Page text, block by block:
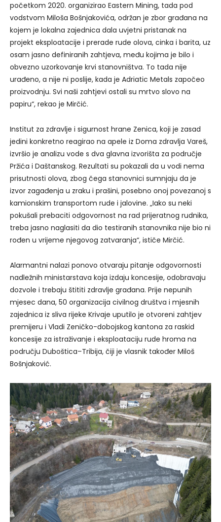
početkom 2020. organizirao Eastern Mining, tada pod
vodstvom Miloša Bošnjakovića, održan je zbor građana na
kojem je lokalna zajednica dala uvjetni pristanak na
projekt eksploatacije i prerade rude olova, cinka i barita, uz
osam jasno definiranih zahtjeva, među kojima je bilo i
obvezno uzorkovanje krvi stanovništva. To tada nije
urađeno, a nije ni poslije, kada je Adriatic Metals započeo
proizvodnju. Svi naši zahtjevi ostali su mrtvo slovo na
papiru“, rekao je Mirčić.
Institut za zdravlje i sigurnost hrane Zenica, koji je zasad
jedini konkretno reagirao na apele iz Doma zdravlja Vareš,
izvršio je analizu vode s dva glavna izvorišta za područje
Pržića i Daštanskog. Rezultati su pokazali da u vodi nema
prisutnosti olova, zbog čega stanovnici sumnjaju da je
izvor zagađenja u zraku i prašini, posebno onoj povezanoj s
kamionskim transportom rude i jalovine. „Iako su neki
pokušali prebaciti odgovornost na rad prijeratnog rudnika,
treba jasno naglasiti da dio testiranih stanovnika nije bio ni
rođen u vrijeme njegovog zatvaranja“, ističe Mirčić.
Alarmantni nalazi ponovo otvaraju pitanje odgovornosti
nadležnih ministarstava koja izdaju koncesije, odobravaju
dozvole i trebaju štititi zdravlje građana. Prije nepunih
mjesec dana, 50 organizacija civilnog društva i mjesnih
zajednica iz sliva rijeke Krivaje uputilo je otvoreni zahtjev
premijeru i Vladi Zeničko-dobojskog kantona za raskid
koncesije za istraživanje i eksploataciju rude hroma na
području Duboštica–Tribija, čiji je vlasnik također Miloš
Bošnjaković.